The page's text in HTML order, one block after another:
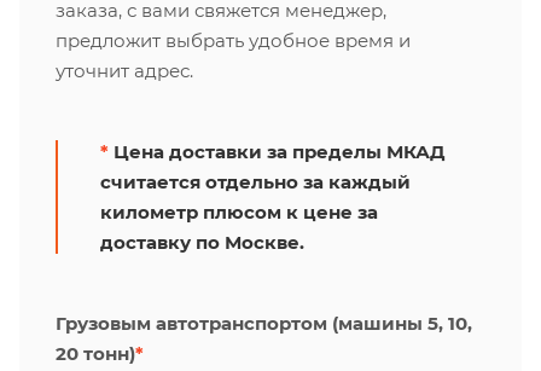
заказа, с вами свяжется менеджер,
предложит выбрать удобное время и
уточнит адрес.
* Цена доставки за пределы МКАД
считается отдельно за каждый
километр плюсом к цене за
доставку по Москве.
Грузовым автотранспортом (машины 5, 10,
20 тонн)*